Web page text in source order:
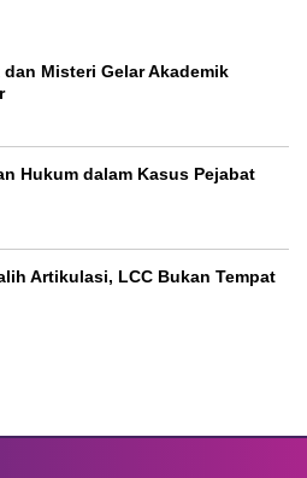
Misteri Gelar Akademik
Hukum dalam Kasus Pejabat
Artikulasi, LCC Bukan Tempat